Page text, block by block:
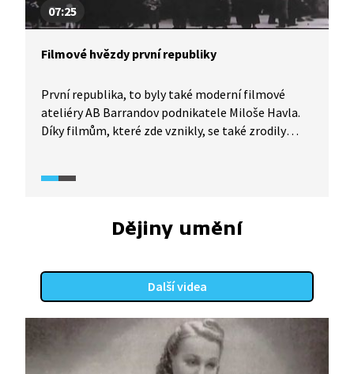
07:25
Filmové hvězdy první republiky
První republika, to byly také moderní filmové
ateliéry AB Barrandov podnikatele Miloše Havla.
Díky filmům, které zde vznikly, se také zrodily
Rovněž Hugo Haas tu natočil řadu filmů. Jiří
film Hej rup, který humornou formou popisoval
potíže českých občanů s ekonomickou krizí.
Dějiny umění
Další videa